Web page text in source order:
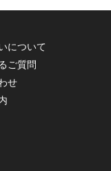
について
ご質問
せ